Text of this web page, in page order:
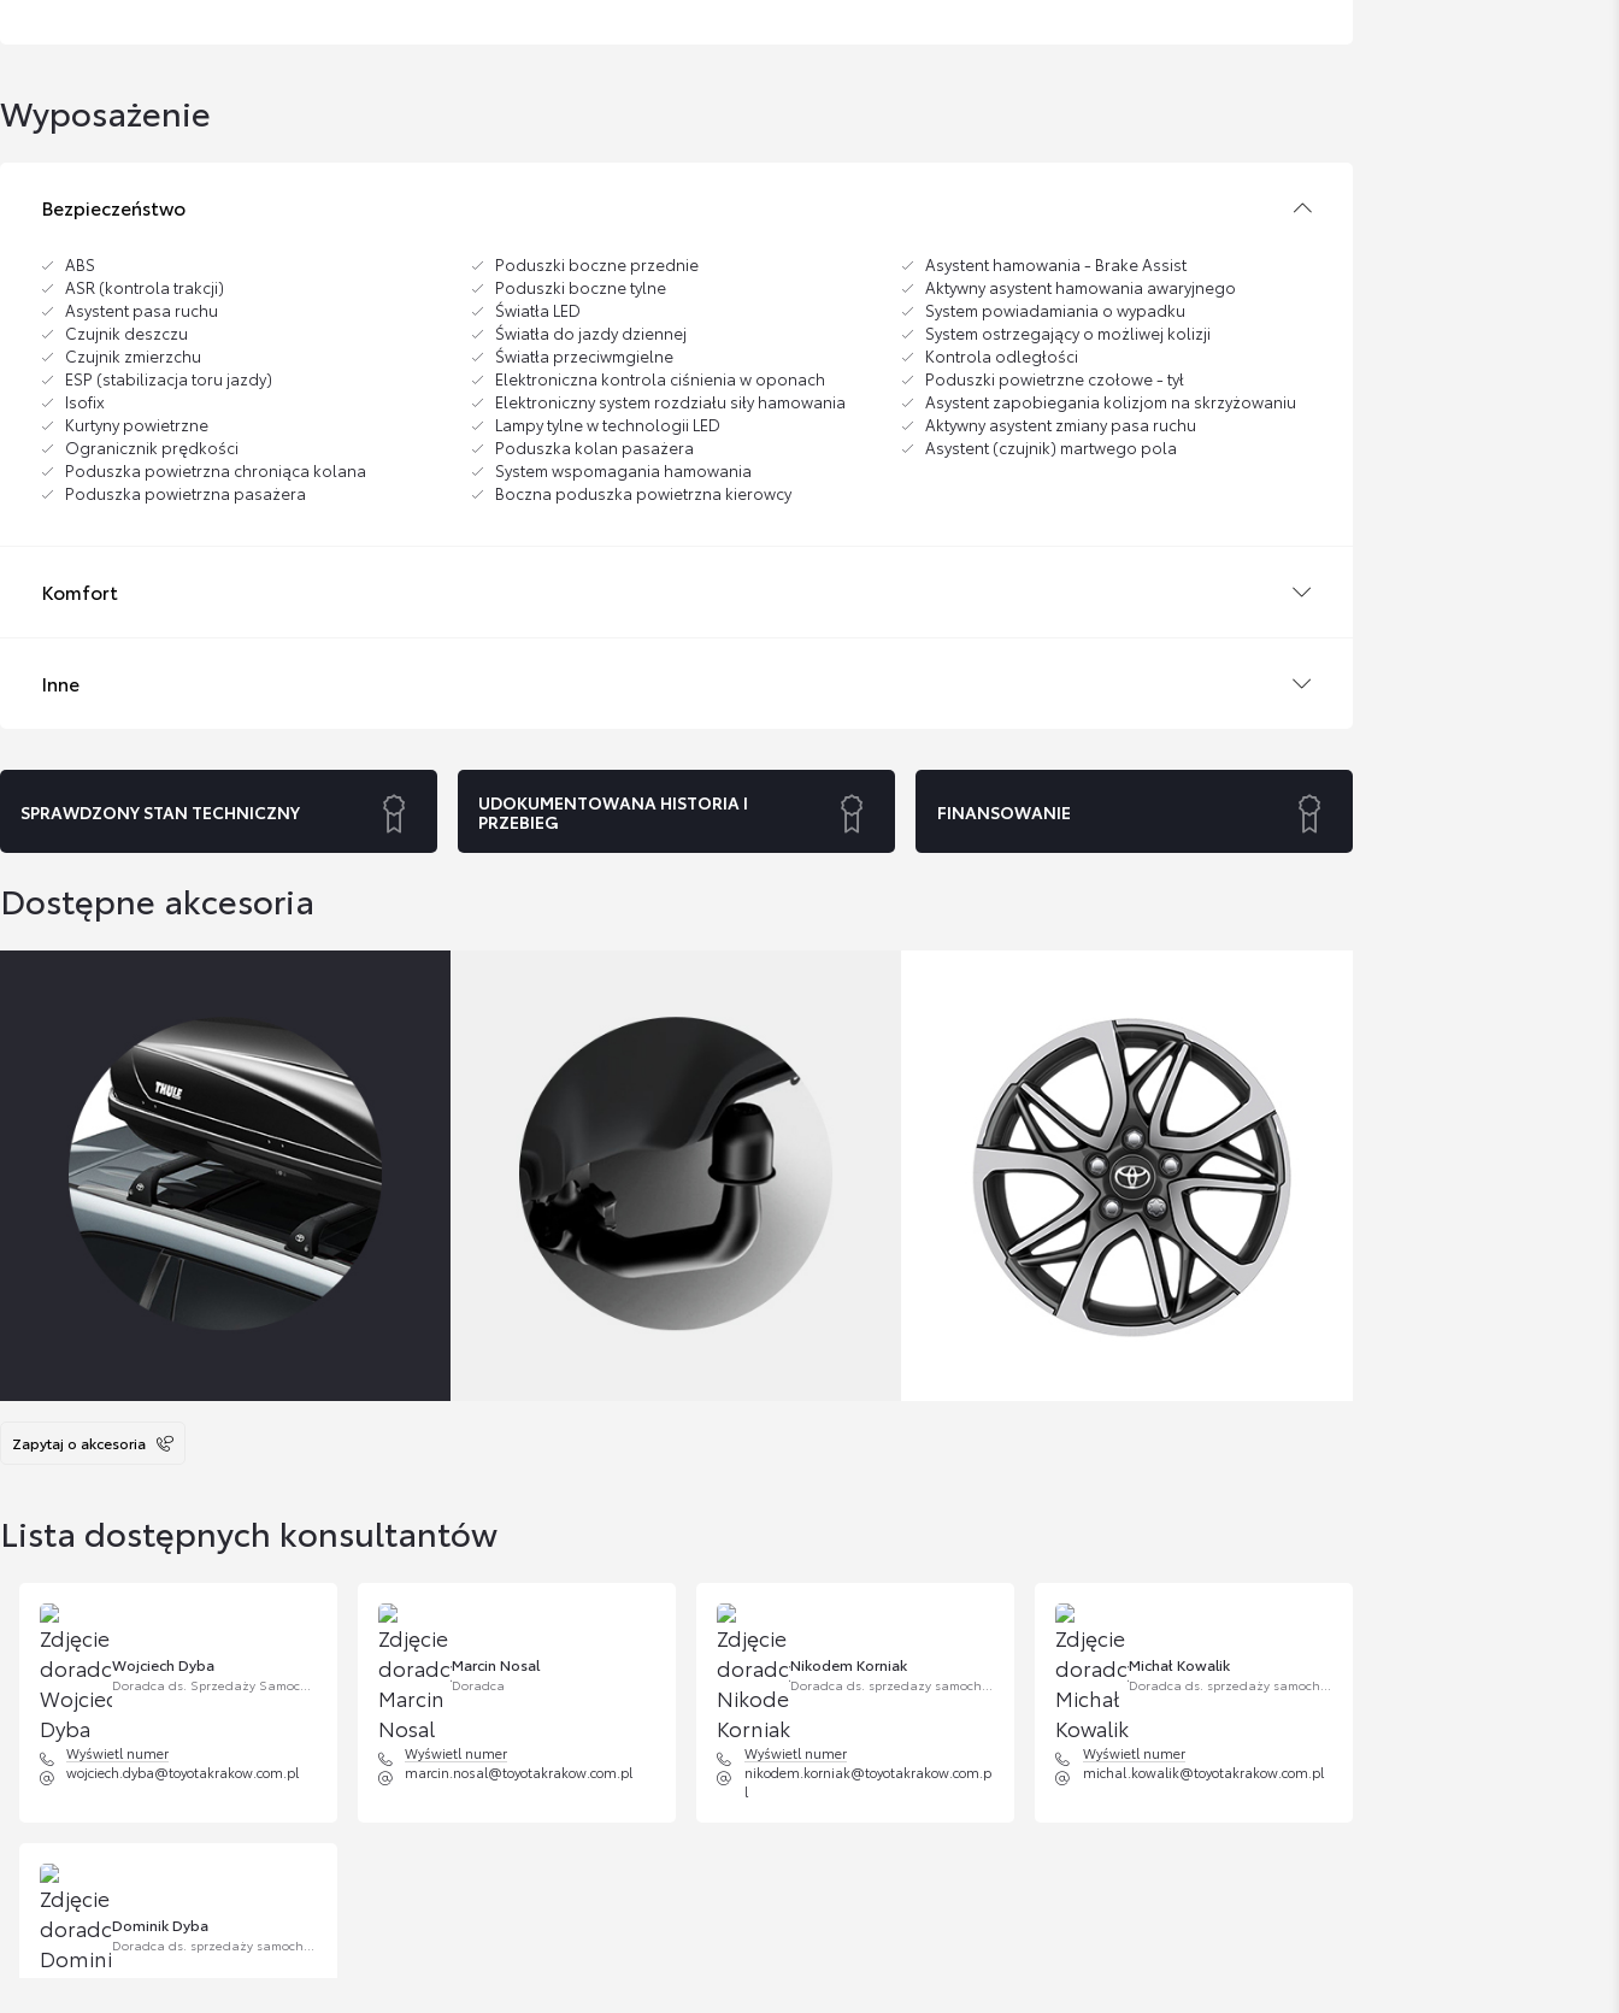
Wyposażenie
Bezpieczeństwo
ABS
ASR (kontrola trakcji)
Asystent pasa ruchu
Czujnik deszczu
Czujnik zmierzchu
ESP (stabilizacja toru jazdy)
Isofix
Kurtyny powietrzne
Ogranicznik prędkości
Poduszka powietrzna chroniąca kolana
Poduszka powietrzna pasażera
Poduszki boczne przednie
Poduszki boczne tylne
Światła LED
Światła do jazdy dziennej
Światła przeciwmgielne
Elektroniczna kontrola ciśnienia w oponach
Elektroniczny system rozdziału siły hamowania
Lampy tylne w technologii LED
Poduszka kolan pasażera
System wspomagania hamowania
Boczna poduszka powietrzna kierowcy
Asystent hamowania - Brake Assist
Aktywny asystent hamowania awaryjnego
System powiadamiania o wypadku
System ostrzegający o możliwej kolizji
Kontrola odległości
Poduszki powietrzne czołowe - tył
Asystent zapobiegania kolizjom na skrzyżowaniu
Aktywny asystent zmiany pasa ruchu
Asystent (czujnik) martwego pola
Komfort
Inne
SPRAWDZONY STAN TECHNICZNY
UDOKUMENTOWANA HISTORIA I
PRZEBIEG
FINANSOWANIE
Dostępne akcesoria
Zapytaj o akcesoria
Lista dostępnych konsultantów
Wojciech Dyba
Wyświetl numer
wojciech.dyba@toyotakrakow.com.pl
Marcin Nosal
Doradca
Wyświetl numer
marcin.nosal@toyotakrakow.com.pl
Nikodem Korniak
Wyświetl numer
nikodem.korniak@toyotakrakow.com.p
l
Michał Kowalik
Wyświetl numer
michal.kowalik@toyotakrakow.com.pl
Dominik Dyba